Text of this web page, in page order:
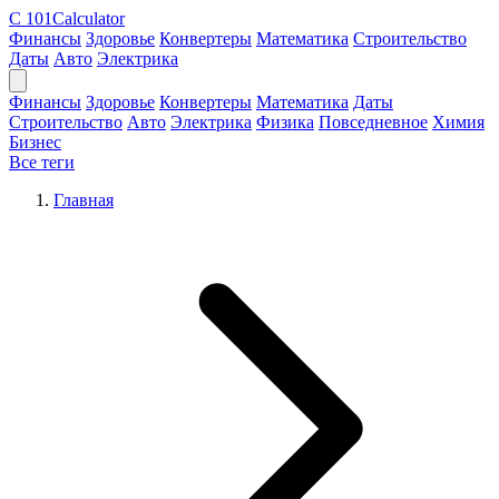
C 101Calculator
Финансы Здоровье Конвертеры Математика Строительство
Даты Авто Электрика
Финансы Здоровье Конвертеры Математика Даты
Строительство Авто Электрика Физика Повседневное Химия
Бизнес
Все теги
Главная